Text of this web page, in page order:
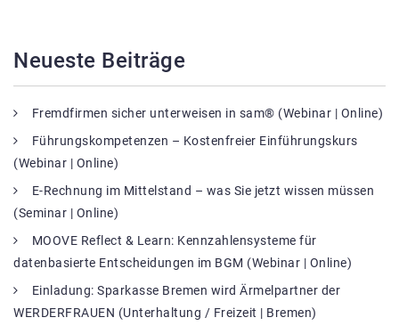
Neueste Beiträge
Fremdfirmen sicher unterweisen in sam® (Webinar | Online)
Führungskompetenzen – Kostenfreier Einführungskurs
(Webinar | Online)
E-Rechnung im Mittelstand – was Sie jetzt wissen müssen
(Seminar | Online)
MOOVE Reflect & Learn: Kennzahlensysteme für
datenbasierte Entscheidungen im BGM (Webinar | Online)
Einladung: Sparkasse Bremen wird Ärmelpartner der
WERDERFRAUEN (Unterhaltung / Freizeit | Bremen)